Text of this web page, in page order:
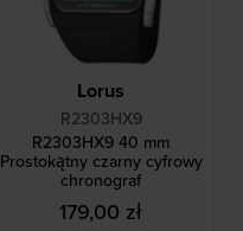
Lorus
R2303HX9
R2303HX9 40 mm
Prostokątny czarny cyfrowy
chronograf
179,00 zł